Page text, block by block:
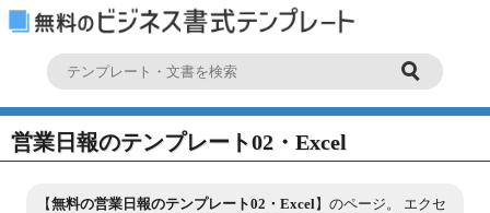
営業日報のテンプレート02・Excel
【無料の営業日報のテンプレート02・Excel】のページ。 エクセ